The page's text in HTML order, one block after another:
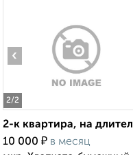
2/2
‹
2-к квартира, на
10 000 ₽ в месяц